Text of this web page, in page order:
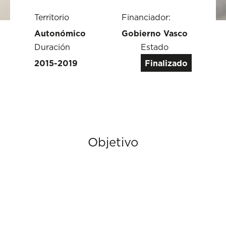
Territorio
Autonómico
Financiador:
Gobierno Vasco
Duración
2015-2019
Estado
Finalizado
Objetivo